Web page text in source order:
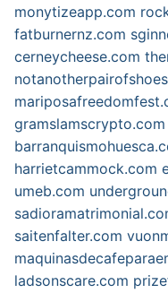
monytizeapp.com
fatburnernz.com
cerneycheese.com
gramslamscrypto.com
harrietcammock.com
umeb.com
saitenfalter.com
ladsonscare.com